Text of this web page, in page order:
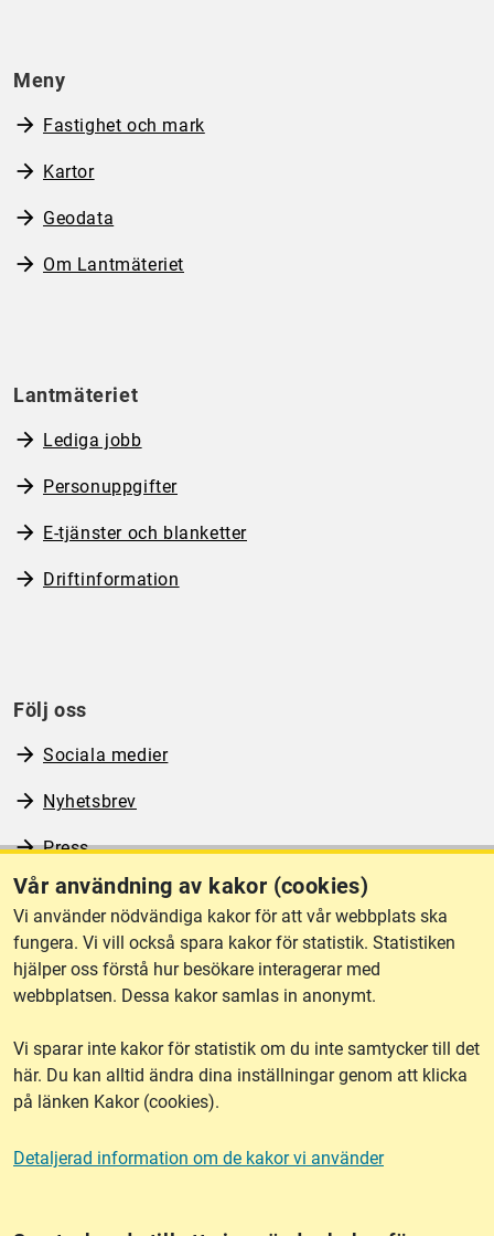
Vår användning av kakor (cookies)
Vi använder nödvändiga kakor för att vår webbplats ska
fungera. Vi vill också spara kakor för statistik. Statistiken
hjälper oss förstå hur besökare interagerar med
webbplatsen. Dessa kakor samlas in anonymt.
Vi sparar inte kakor för statistik om du inte samtycker till det
här. Du kan alltid ändra dina inställningar genom att klicka
på länken Kakor (cookies).
Detaljerad information om de kakor vi använder
Meny
Fastighet och mark
Kartor
Geodata
Om Lantmäteriet
Lantmäteriet
Lediga jobb
Personuppgifter
E-tjänster och blanketter
Driftinformation
Följ oss
Sociala medier
Nyhetsbrev
Press
RSS
Om webbplatsen
Tillgänglighet
Other languages
Kakor (cookies)